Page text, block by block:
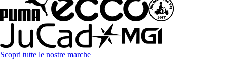
Scopri tutte le nostre marche